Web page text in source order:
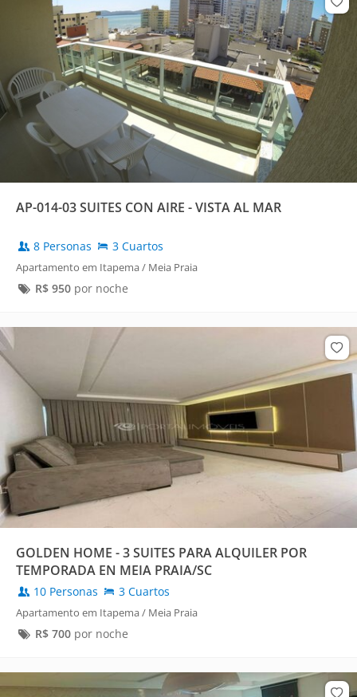
AP-014-03 SUITES CON AIRE - VISTA AL MAR
8 Personas 3 Cuartos
Apartamento em Itapema / Meia Praia
R$ 950por noche
GOLDEN HOME - 3 SUITES PARA ALQUILER POR
TEMPORADA EN MEIA PRAIA/SC
10 Personas 3 Cuartos
Apartamento em Itapema / Meia Praia
R$ 700por noche